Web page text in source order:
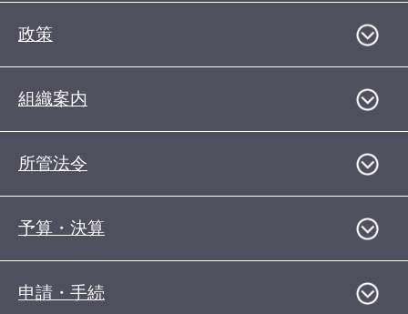
政策
組織案内
所管法令
予算・決算
申請・手続